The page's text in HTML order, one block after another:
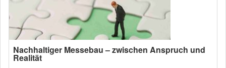
Nachhaltiger Messebau – zwischen Anspruch und
Realität